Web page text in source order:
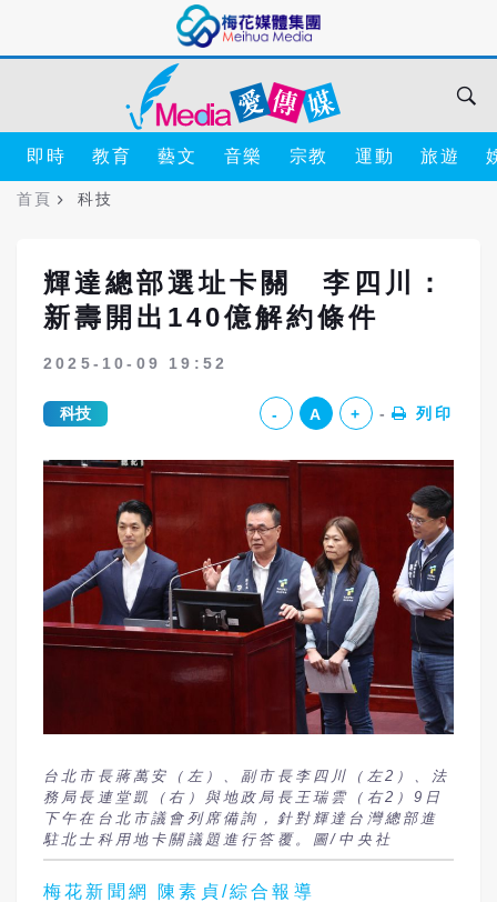
即時 教育 藝文 音樂 宗教 運動 旅遊
首頁 科技
輝達總部選址卡關 李四川：
新壽開出140億解約條件
2025-10-09 19:52
科技 - A + 列印
台北市長蔣萬安（左）、副市長李四川（左2）、法
務局長連堂凱（右）與地政局長王瑞雲（右2）9日
下午在台北市議會列席備詢，針對輝達台灣總部進
駐北士科用地卡關議題進行答覆。圖/中央社
梅花新聞網 陳素貞/綜合報導